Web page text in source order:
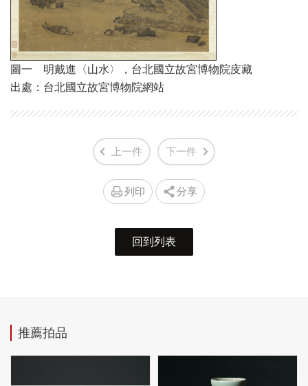
圖一 明​戴進〈山水〉，台北國立故宮博物院庋藏
出處：台北國立故宮博物院網站
上一件 下一件
列印 分享
回到列表
推薦拍品